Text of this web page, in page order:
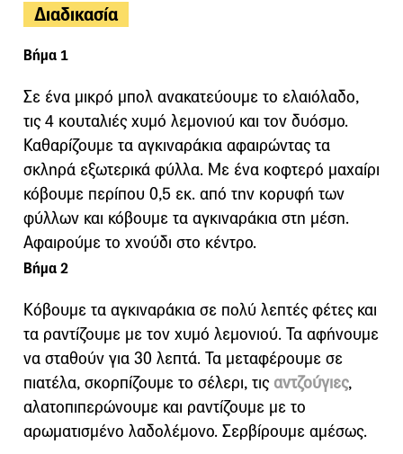
Διαδικασία
Βήμα 1
Σε ένα μικρό μπολ ανακατεύουμε το ελαιόλαδο,
τις 4 κουταλιές χυμό λεμονιού και τον δυόσμο.
Καθαρίζουμε τα αγκιναράκια αφαιρώντας τα
σκληρά εξωτερικά φύλλα. Με ένα κοφτερό μαχαίρι
κόβουμε περίπου 0,5 εκ. από την κορυφή των
φύλλων και κόβουμε τα αγκιναράκια στη μέση.
Αφαιρούμε το χνούδι στο κέντρο.
Βήμα 2
Κόβουμε τα αγκιναράκια σε πολύ λεπτές φέτες και
τα ραντίζουμε με τον χυμό λεμονιού. Τα αφήνουμε
να σταθούν για 30 λεπτά. Τα μεταφέρουμε σε
πιατέλα, σκορπίζουμε το σέλερι, τις αντζούγιες,
αλατοπιπερώνουμε και ραντίζουμε με το
αρωματισμένο λαδολέμονο. Σερβίρουμε αμέσως.